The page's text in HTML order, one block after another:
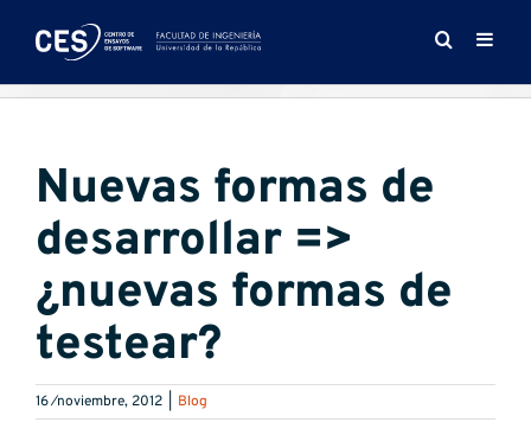
Nuevas formas de
desarrollar =>
¿nuevas formas de
testear?
16 ⁄noviembre, 2012 Blog